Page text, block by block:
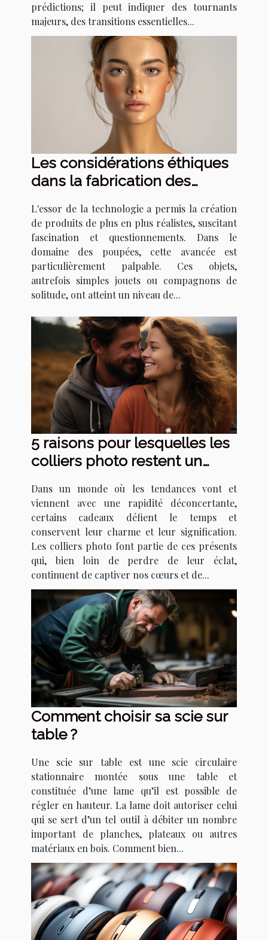
prédictions; il peut indiquer des tournants
majeurs, des transitions essentielles...
Les considérations éthiques
dans la fabrication des
L'essor de la technologie a permis la création
de produits de plus en plus réalistes, suscitant
fascination et questionnements. Dans le
domaine des poupées, cette avancée est
particulièrement palpable. Ces objets,
autrefois simples jouets ou compagnons de
solitude, ont atteint un niveau de...
5 raisons pour lesquelles les
colliers photo restent un
cadeau intemporel
Dans un monde où les tendances vont et
viennent avec une rapidité déconcertante,
certains cadeaux défient le temps et
conservent leur charme et leur signification.
Les colliers photo font partie de ces présents
qui, bien loin de perdre de leur éclat,
continuent de captiver nos cœurs et de...
Comment choisir sa scie sur
table ?
Une scie sur table est une scie circulaire
stationnaire montée sous une table et
constituée d’une lame qu’il est possible de
régler en hauteur. La lame doit autoriser celui
qui se sert d’un tel outil à débiter un nombre
important de planches, plateaux ou autres
matériaux en bois. Comment bien...